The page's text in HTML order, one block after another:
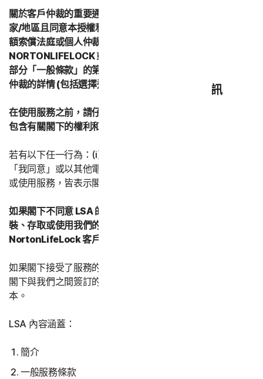
Norton 相關資訊
關於客戶仲裁的重要通知 – 如果您居住在亞太地區的任何國
家/地區且同意本授權和服務許可協議，即表示您同意透過小
額索償法庭或個人仲裁形式 (而非正式法律訴訟程序) 來解決
NORTONLIFELOCK 或其附屬公司的所有爭議。請查閱第 2
部分「一般條款」的第 2 條「爭議；強制仲裁」以瞭解有關
仲裁的詳情 (包括選擇退出仲裁的程序)。
在使用服務之前，請仔細閱讀 LSA 的所有條款和條件。其中
包含有關閣下的權利和義務的重要資訊。
若有以下任一行為：(i) 打開包裝盒或撕掉標籤；或 (ii) 按下
「我同意」或以其他電子方式表示同意；或 (iii) 載入、存取
或使用服務，皆表示閣下同意本 LSA 之條款與條件。
如果閣下不同意 LSA 的這些條款和條件：(i) 請不要下載、安
裝、存取或使用我們的服務，並 (iii) 聯絡您的供應商或
NortonLifeLock 客戶服務與支援。
如果閣下接受了服務的多個 LSA 版本，則接受的最新版本是
閣下與我們之間簽訂的 LSA，並將替換和取代所有以前的版
本。
LSA 內容涵蓋：
簡介
一般服務條款